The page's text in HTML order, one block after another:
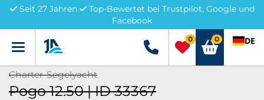
Seit 27 Jahren
Top-Bewertet bei Trustpilot, Google und
Facebook
Menü +49 5741 3222690
0 0 DE
Charter-Segelyacht
Pogo 12.50 | ID 33367